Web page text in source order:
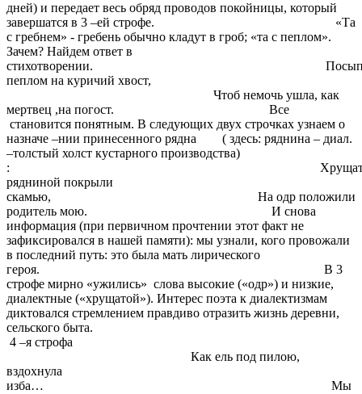
дней) и передает весь обряд проводов покойницы, который
завершатся в 3 –ей строфе. «Та
с гребнем» - гребень обычно кладут в гроб; «та с пеплом».
Зачем? Найдем ответ в
стихотворении.
пеплом на куричий хвост,
Чтоб немочь ушла, как
мертвец ,на погост. Все
становится понятным. В следующих двух строчках узнаем о
назначе –нии принесенного рядна ( здесь: ряднина – диал.
–толстый холст кустарного производства)
:
рядниной покрыли
скамью, На одр положили
родитель мою. И снова
информация (при первичном прочтении этот факт не
зафиксировался в нашей памяти): мы узнали, кого провожали
в последний путь: это была мать лирического
героя. В 3
строфе мирно «ужились» слова высокие («одр») и низкие,
диалектные («хрущатой»). Интерес поэта к диалектизмам
диктовался стремлением правдиво отразить жизнь деревни,
сельского быта.
4 –я строфа
Как ель под пилою,
вздохнула
изба… Мы